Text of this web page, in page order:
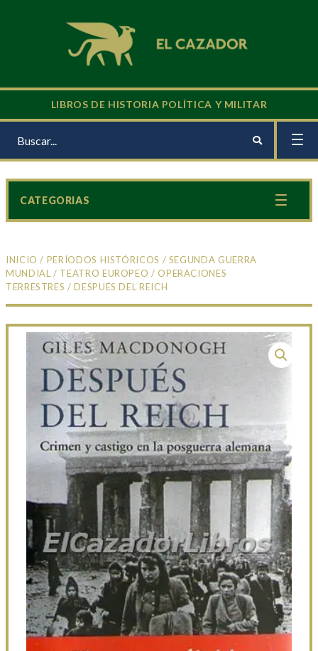
LIBROS DE HISTORIA POLÍTICA Y MILITAR
INICIO / PERÍODOS HISTÓRICOS / SEGUNDA GUERRA
MUNDIAL / TEATRO EUROPEO /OPERACIONES
TERRESTRES / DESPUÉS DEL REICH
CATEGORIAS